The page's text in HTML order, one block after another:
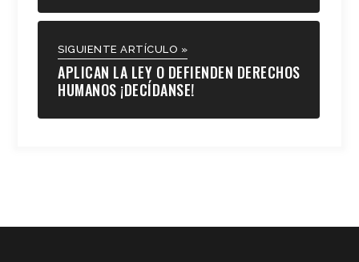
SIGUIENTE ARTÍCULO »
APLICAN LA LEY O DEFIENDEN DERECHOS
HUMANOS ¡DECÍDANSE!